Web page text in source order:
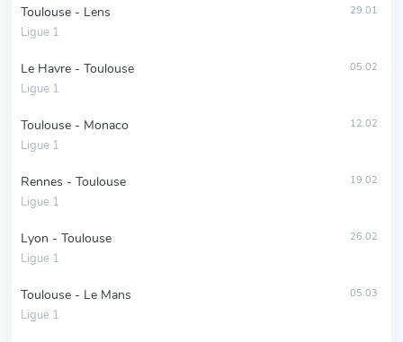
Toulouse - Lens
Ligue 1
29.01
Le Havre - Toulouse
Ligue 1
05.02
Toulouse - Monaco
Ligue 1
12.02
Rennes - Toulouse
Ligue 1
19.02
Lyon - Toulouse
Ligue 1
26.02
Toulouse - Le Mans
Ligue 1
05.03